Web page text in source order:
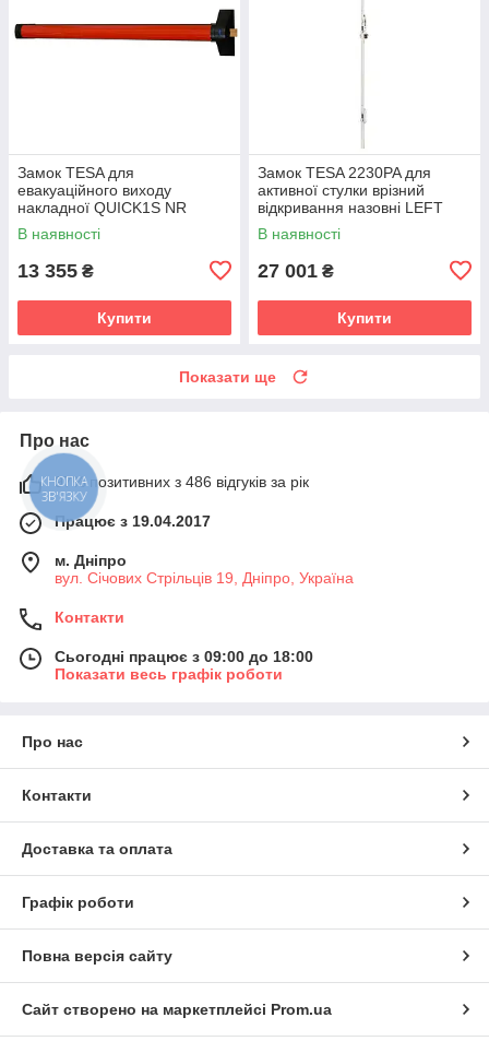
Замок TESA для
евакуаційного виходу
накладної QUICK1S NR
чорний / червоний (Іспанія)
В наявності
13 355 ₴
Купити
Замок TESA 2230PA для
активної стулки врізний
відкривання назовні LEFT
рейковий (Іспанія)
В наявності
27 001 ₴
Купити
Показати ще
Про нас
97% позитивних з 486 відгуків за рік
Працює з 19.04.2017
м. Дніпро
вул. Січових Стрільців 19, Дніпро, Україна
Контакти
Сьогодні працює з 09:00 до 18:00
Показати весь графік роботи
Про нас
Контакти
Доставка та оплата
Графік роботи
Повна версія сайту
Сайт створено на маркетплейсі Prom.ua
КНОПКА
ЗВ'ЯЗКУ